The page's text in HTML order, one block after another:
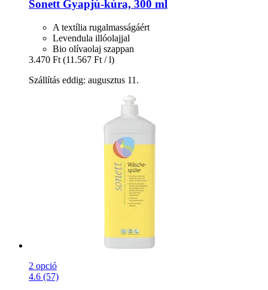
SonettGyapjú-​kúra, 300 ml
A textília rugalmasságáért
Levendula illóolajjal
Bio olívaolaj szappan
3.470 Ft (11.567 Ft / l)
Szállítás eddig: augusztus 11.
2 opció
4.6 (57)